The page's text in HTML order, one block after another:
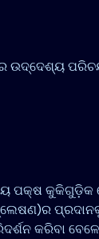
ଉଦ୍ଦେଶ୍ୟ
ପକ୍ଷ କୁକିଗୁଡ଼ିକ
କରିବା